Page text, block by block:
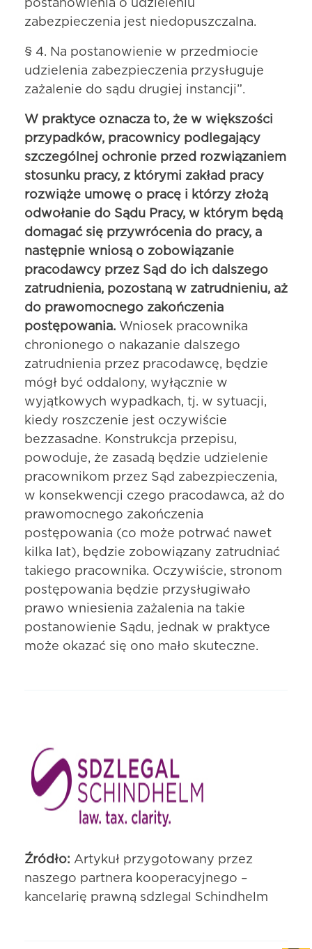
postanowienia o udzieleniu
zabezpieczenia jest niedopuszczalna.
§ 4. Na postanowienie w przedmiocie
udzielenia zabezpieczenia przysługuje
zażalenie do sądu drugiej instancji”.
W praktyce oznacza to, że w większości
przypadków, pracownicy podlegający
szczególnej ochronie przed rozwiązaniem
stosunku pracy, z którymi zakład pracy
rozwiąże umowę o pracę i którzy złożą
odwołanie do Sądu Pracy, w którym będą
domagać się przywrócenia do pracy, a
następnie wniosą o zobowiązanie
pracodawcy przez Sąd do ich dalszego
zatrudnienia, pozostaną w zatrudnieniu, aż
do prawomocnego zakończenia
postępowania. Wniosek pracownika
chronionego o nakazanie dalszego
zatrudnienia przez pracodawcę, będzie
mógł być oddalony, wyłącznie w
wyjątkowych wypadkach, tj. w sytuacji,
kiedy roszczenie jest oczywiście
bezzasadne. Konstrukcja przepisu,
powoduje, że zasadą będzie udzielenie
pracownikom przez Sąd zabezpieczenia,
w konsekwencji czego pracodawca, aż do
prawomocnego zakończenia
postępowania (co może potrwać nawet
kilka lat), będzie zobowiązany zatrudniać
takiego pracownika. Oczywiście, stronom
postępowania będzie przysługiwało
prawo wniesienia zażalenia na takie
postanowienie Sądu, jednak w praktyce
może okazać się ono mało skuteczne.
Źródło: Artykuł przygotowany przez
naszego partnera kooperacyjnego –
kancelarię prawną sdzlegal Schindhelm